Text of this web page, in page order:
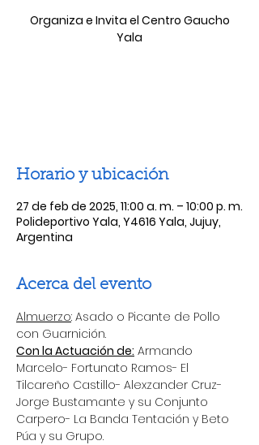
Organiza e Invita el Centro Gaucho
Yala
Horario y ubicación
27 de feb de 2025, 11:00 a. m. – 10:00 p. m.
Polideportivo Yala, Y4616 Yala, Jujuy,
Argentina
Acerca del evento
Almuerzo: Asado o Picante de Pollo
con Guarnición.
Con la Actuación de: Armando
Marcelo- Fortunato Ramos- El
Tilcareño Castillo- Alexzander Cruz-
Jorge Bustamante y su Conjunto
Carpero- La Banda Tentación y Beto
Púa y su Grupo.